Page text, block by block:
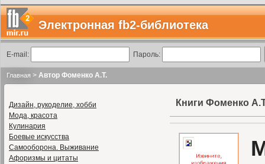
Электронная fb2-библиотека
E-mail: Пароль:
Главная > Автор Фоменко А.Т.
Дизайн, рукоделие, хобби
Мода, красота
Кулинария
Боевые искусства
Самооборона. Выживание
Афоризмы и цитаты
Книги Фоменко